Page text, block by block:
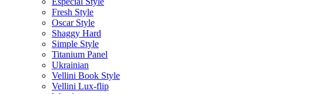
Fresh Style
Oscar Style
Shaggy Hard
Simple Style
Titanium Panel
Ukrainian
Vellini Book Style
Vellini Lux-flip